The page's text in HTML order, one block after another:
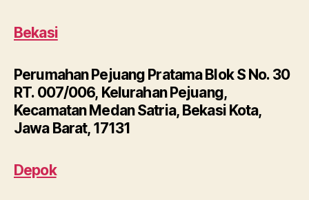
Bekasi
Perumahan Pejuang Pratama Blok S No. 30
RT. 007/006, Kelurahan Pejuang,
Kecamatan Medan Satria, Bekasi Kota,
Jawa Barat, 17131
Depok